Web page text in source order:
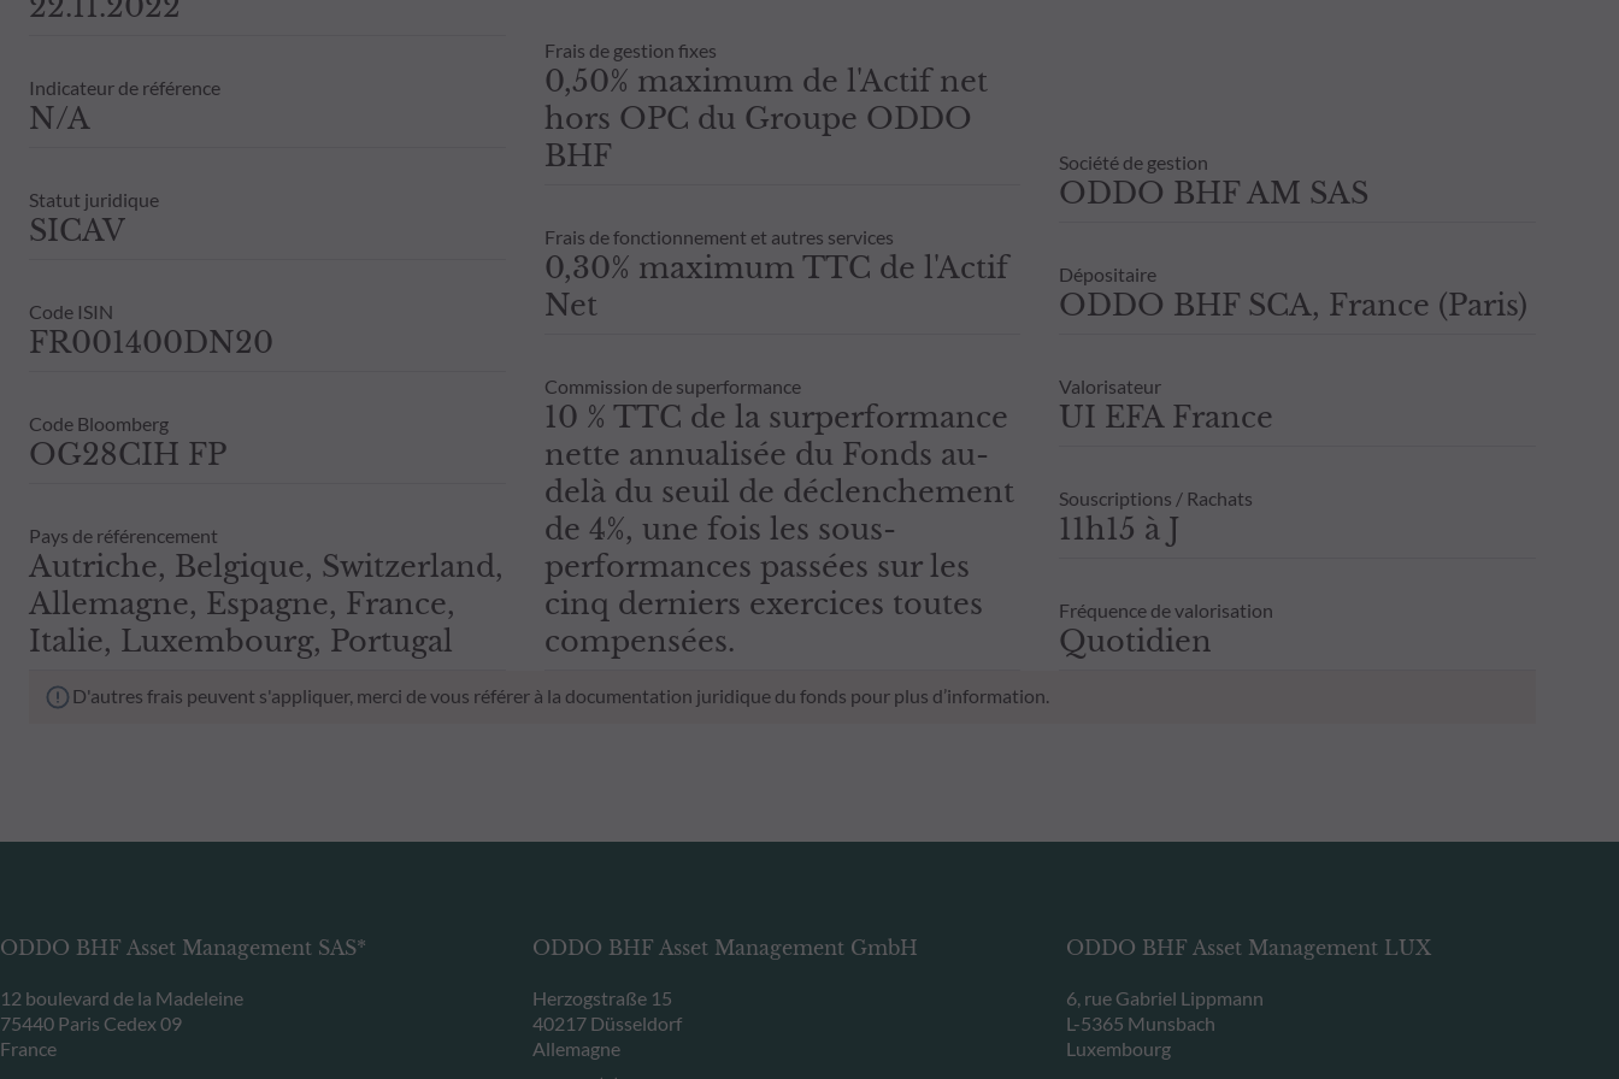
Indicateur de référence
N/A
Statut juridique
SICAV
Code ISIN
FR001400DN20
Code Bloomberg
OG28CIH FP
Pays de référencement
Autriche, Belgique, Switzerland,
Allemagne, Espagne, France,
Italie, Luxembourg, Portugal
Frais de gestion fixes
0,50% maximum de l'Actif net
hors OPC du Groupe ODDO
BHF
Frais de fonctionnement et autres services
0,30% maximum TTC de l'Actif
Net
Commission de superformance
10 % TTC de la surperformance
nette annualisée du Fonds au-
delà du seuil de déclenchement
de 4%, une fois les sous-
performances passées sur les
cinq derniers exercices toutes
compensées.
Société de gestion
ODDO BHF AM SAS
Dépositaire
ODDO BHF SCA, France (Paris)
Valorisateur
UI EFA France
Souscriptions / Rachats
11h15 à J
Fréquence de valorisation
Quotidien
D'autres frais peuvent s'appliquer, merci de vous référer à la documentation juridique du fonds pour plus d’information.
ODDO BHF Asset Management SAS*
12 boulevard de la Madeleine
75440 Paris Cedex 09
France
ODDO BHF Asset Management GmbH
Herzogstraße 15
40217 Düsseldorf
Allemagne
ODDO BHF Asset Management LUX
6, rue Gabriel Lippmann
L-5365 Munsbach
Luxembourg